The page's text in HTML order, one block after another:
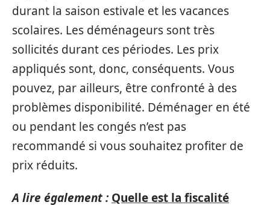
durant la saison estivale et les vacances
scolaires. Les déménageurs sont très
sollicités durant ces périodes. Les prix
appliqués sont, donc, conséquents. Vous
pouvez, par ailleurs, être confronté à des
problèmes disponibilité. Déménager en été
ou pendant les congés n’est pas
recommandé si vous souhaitez profiter de
prix réduits.
A lire également : Quelle est la fiscalité